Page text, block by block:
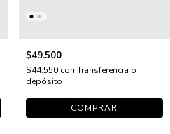
$49.500
$44.550 con Transferencia o
depósito